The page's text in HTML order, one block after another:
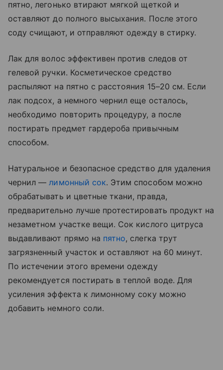
пятно, легонько втирают мягкой щеткой и
оставляют до полного высыхания. После этого
соду счищают, и отправляют одежду в стирку.
Лак для волос эффективен против следов от
гелевой ручки. Косметическое средство
распыляют на пятно с расстояния 15–20 см. Если
лак подсох, а немного чернил еще осталось,
необходимо повторить процедуру, а после
постирать предмет гардероба привычным
способом.
Натуральное и безопасное средство для удаления
чернил —лимонный сок. Этим способом можно
обрабатывать и цветные ткани, правда,
предварительно лучше протестировать продукт на
незаметном участке вещи. Сок кислого цитруса
выдавливают прямо на пятно, слегка трут
загрязненный участок и оставляют на 60 минут.
По истечении этого времени одежду
рекомендуется постирать в теплой воде. Для
усиления эффекта к лимонному соку можно
добавить немного соли.